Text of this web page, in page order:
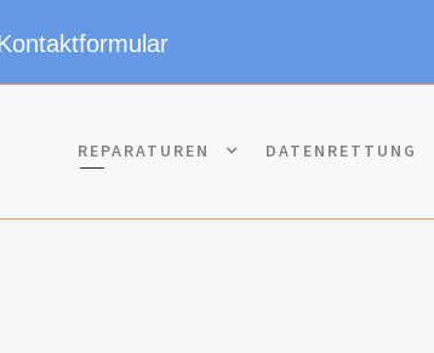
REPARATUREN DATENRETTUNG